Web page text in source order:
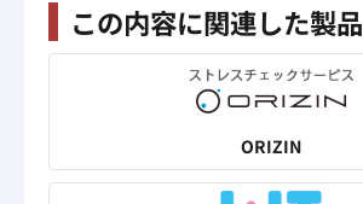
この内容に関連した製品
ORIZIN